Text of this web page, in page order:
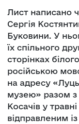
Лист написано
Сергія
Буковини. У
їх спільного
сторінках
російською
на адресу
музею» разом з
Косачів у
відправленим